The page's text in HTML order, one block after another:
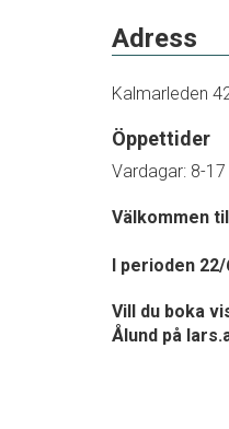
Adress
Kalmarleden
Öppettider
Vardagar: 8-
Välkommen
I perioden
Vill du boka
Ålund på